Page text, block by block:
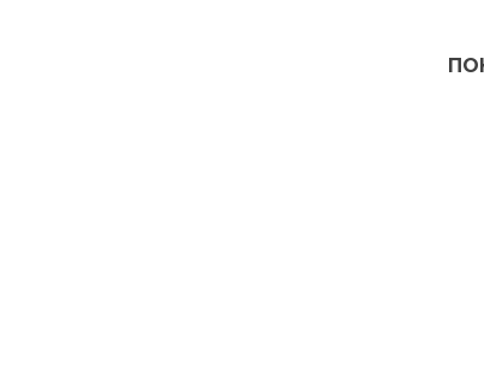
і гранітних надгробків - це основна сфера